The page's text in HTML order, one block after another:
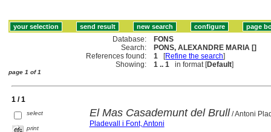
Database:
FONS
Search:
PONS, ALEXANDRE MARIA []
References found:
1 [Refine the search]
Showing:
1 .. 1 in format [Default]
page 1 of 1
1 / 1
select
print
El Mas Casademunt del Brull/ Antoni
Pladevall i Font, Antoni